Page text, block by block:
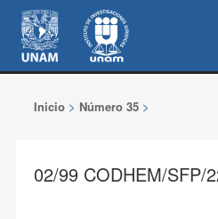
Inicio> Número 35>
02/99 CODHEM/SFP/